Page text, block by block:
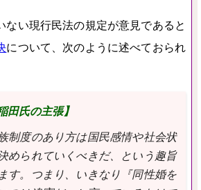
ない現行民法の規定が意見であると
について、次のように述べておられ
田氏の主張】
制度のあり方は国民感情や社会状
められていくべきだ、という趣旨
す。つまり、いきなり『同性婚を